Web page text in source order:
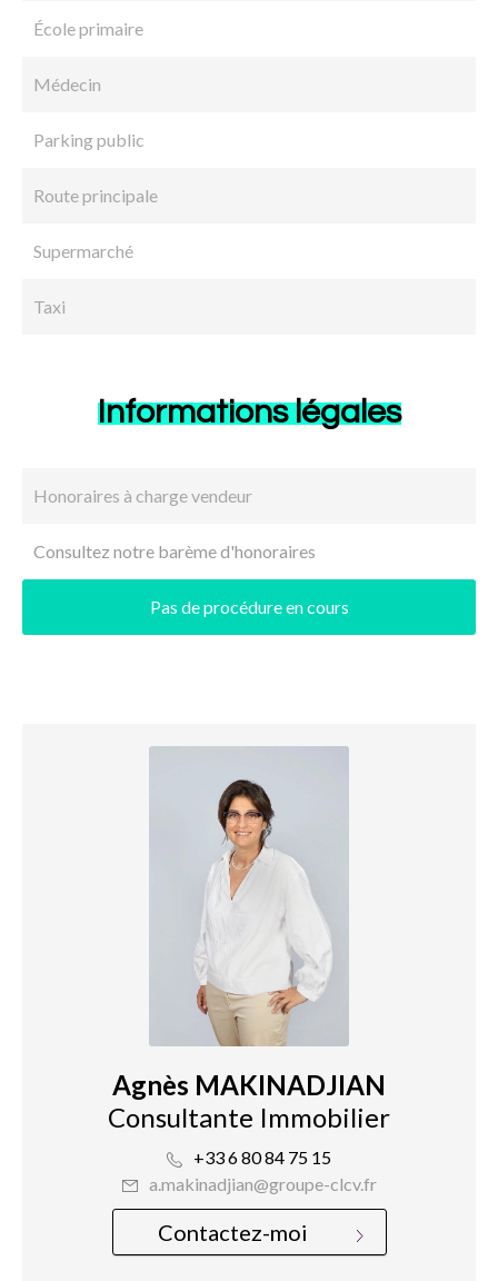
École primaire
Médecin
Parking public
Route principale
Supermarché
Taxi
Informations légales
Honoraires à charge vendeur
Consultez notre barème d'honoraires
Pas de procédure en cours
Agnès MAKINADJIAN
Consultante Immobilier
+33 6 80 84 75 15
a.makinadjian@groupe-clcv.fr
Contactez-moi